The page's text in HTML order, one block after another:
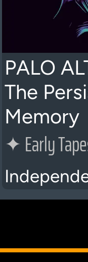
PALO
The
Memory
✦Early